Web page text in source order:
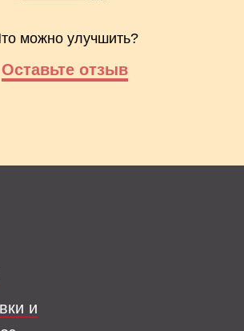
можно улучшить?
Оставьте отзыв
и